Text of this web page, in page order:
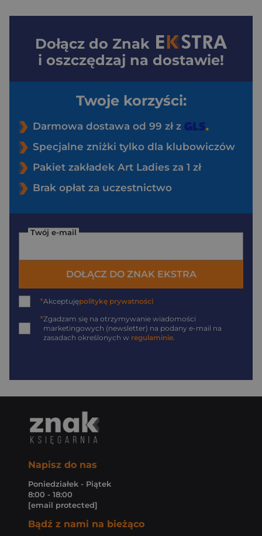
Dołącz do Znak
i oszczędzaj na dostawie!
Twoje korzyści:
Darmowa dostawa od 99 zł z
Specjalne zniżki tylko dla klubowiczów
Pakiet zakładek Art Ladies za 1 zł
Brak opłat za uczestnictwo
Twój e-mail
DOŁĄCZ DO ZNAK EKSTRA
*Akceptujępolitykę prywatności
*Zgadzam się na otrzymywanie wiadomości
marketingowych (newsletter) na podany e-mail na
zasadach określonych w regulaminie.
Napisz do nas
Poniedziałek - Piątek
8:00 - 18:00
[email protected]
Bądź z nami na bieżąco